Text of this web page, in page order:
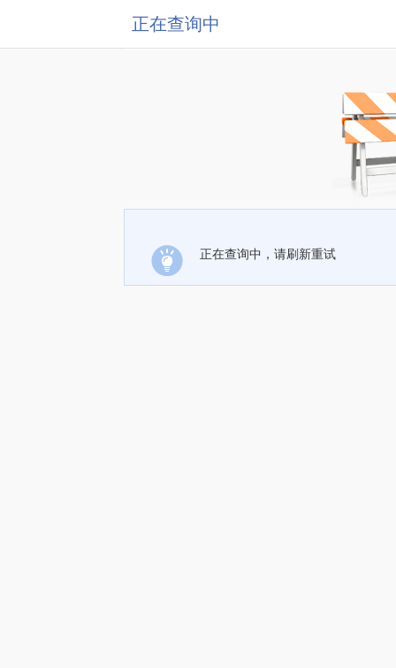
正在查询中
正在查询中，请刷新重试